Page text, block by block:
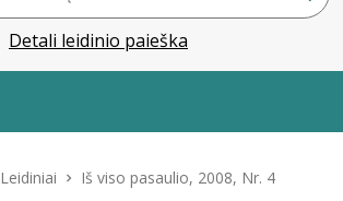
Detali leidinio paieška
Leidiniai Iš viso pasaulio, 2008, Nr. 4